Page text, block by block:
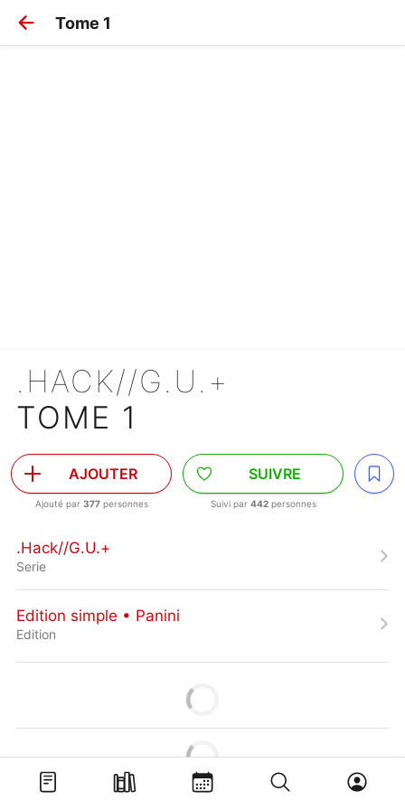
Tome 1
.HACK//G.U.+
TOME 1
AJOUTER
Ajouté par 377personnes
SUIVRE
Suivi par 442personnes
.Hack//G.U.+
Serie
Edition simple • Panini
Edition